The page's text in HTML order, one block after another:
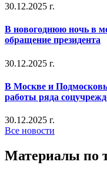
30.12.2025 г.
В новогоднюю ночь в
обращение президента
30.12.2025 г.
В Москве и
работы ряда
30.12.2025 г.
Все новости
Материалы по